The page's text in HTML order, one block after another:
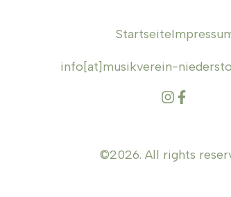
Startseite
info[at]musikverein-
©2026. All rights